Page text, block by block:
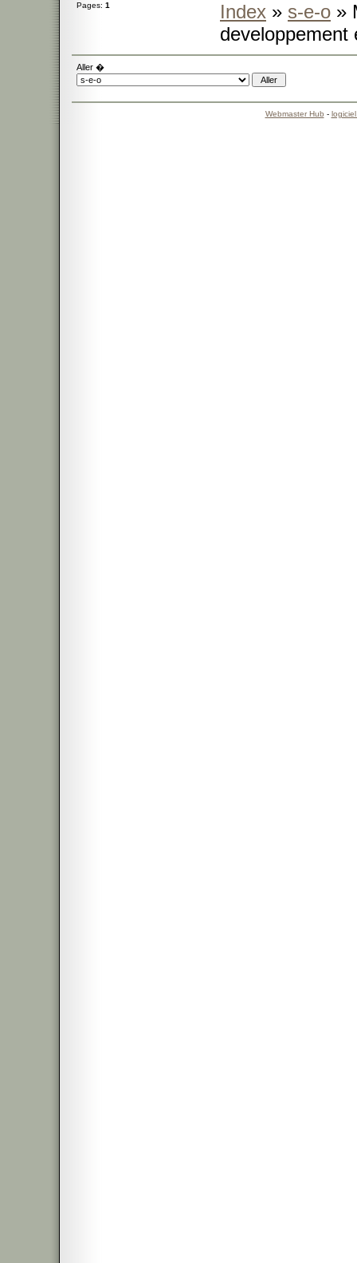
Pages: 1 Index » s-e-o »
developpement
Aller �
Webmaster Hub -